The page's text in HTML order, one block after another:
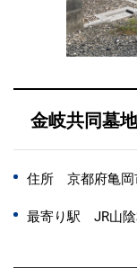
金岐共同墓
住所 京都府亀岡
最寄り駅 JR山陰